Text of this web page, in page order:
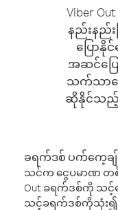
Viber
နည်းနည်း
ပြော
အဆင်ပြ
သက်သာသေ
ဆိုနိုင်သည့်
ခရက်ဒစ် ပက်ကေ့ချ်မ
သင်က ငွေပမာဏ တ
Out ခရက်ဒစ်ကို သ
သင့်ခရက်ဒစ်ကိုသုံး၍